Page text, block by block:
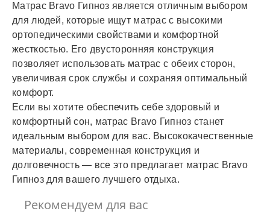
Матрас Bravo Гипноз является отличным выбором
для людей, которые ищут матрас с высокими
ортопедическими свойствами и комфортной
жесткостью. Его двусторонняя конструкция
позволяет использовать матрас с обеих сторон,
увеличивая срок службы и сохраняя оптимальный
комфорт.
Если вы хотите обеспечить себе здоровый и
комфортный сон, матрас Bravo Гипноз станет
идеальным выбором для вас. Высококачественные
материалы, современная конструкция и
долговечность — все это предлагает матрас Bravo
Гипноз для вашего лучшего отдыха.
Рекомендуем для вас